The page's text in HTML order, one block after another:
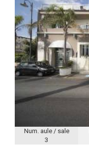
Num. aule / sale
3